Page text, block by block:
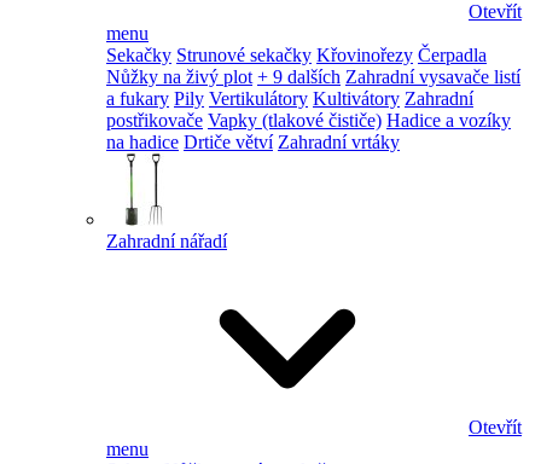
Otevřít
menu
Sekačky Strunové sekačky Křovinořezy Čerpadla
Nůžky na živý plot + 9 dalších Zahradní vysavače listí
a fukary Pily Vertikulátory Kultivátory Zahradní
postřikovače Vapky (tlakové čističe) Hadice a vozíky
na hadice Drtiče větví Zahradní vrtáky
Zahradní nářadí
Otevřít
menu